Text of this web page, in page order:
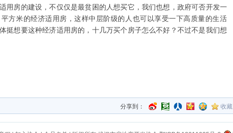
用房的建设，不仅仅是最贫困的人想买它，我们也想，政府可否开发一
方米的经济适用房，这样中层阶级的人也可以享受一下高质量的生活
挺想要这种经济适用房的，十几万买个房子怎么不好？不过不是我们想
分享到： 收藏